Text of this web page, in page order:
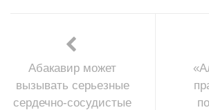
Абакавир может
вызывать серьезные
сердечно-сосудистые